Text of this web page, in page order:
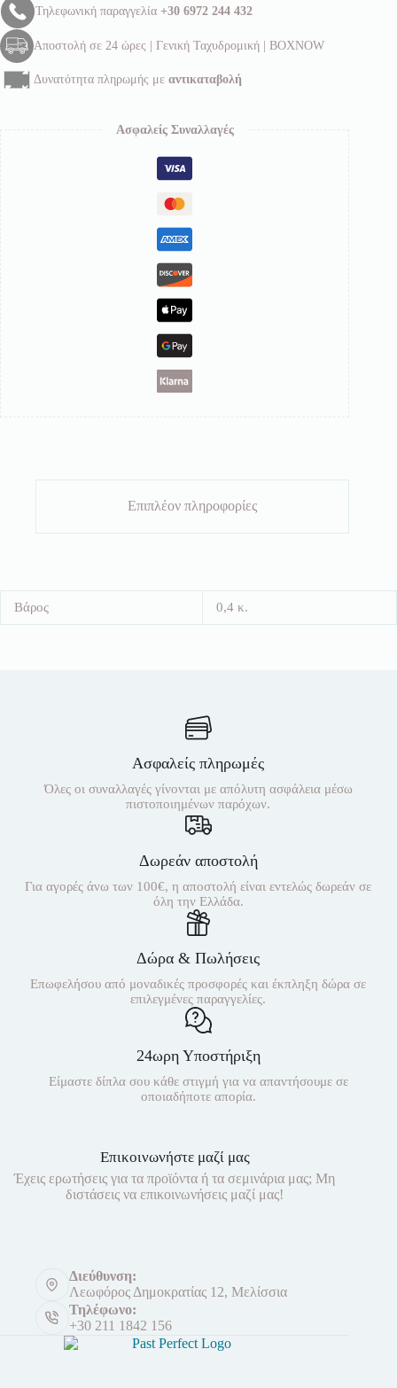
Τηλεφωνική παραγγελία +30 6972 244 432
Αποστολή σε 24 ώρες | Γενική Ταχυδρομική | BOXNOW
Δυνατότητα πληρωμής με αντικαταβολή
Ασφαλείς Συναλλαγές
Επιπλέον πληροφορίες
Βάρος 0,4 κ.
Ασφαλείς πληρωμές
Όλες οι συναλλαγές γίνονται με απόλυτη ασφάλεια μέσω
πιστοποιημένων παρόχων.
Δωρεάν αποστολή
Για αγορές άνω των 100€, η αποστολή είναι εντελώς δωρεάν σε
όλη την Ελλάδα.
Δώρα & Πωλήσεις
Επωφελήσου από μοναδικές προσφορές και έκπληξη δώρα σε
επιλεγμένες παραγγελίες.
24ωρη Υποστήριξη
Είμαστε δίπλα σου κάθε στιγμή για να απαντήσουμε σε
οποιαδήποτε απορία.
Επικοινωνήστε μαζί μας
Έχεις ερωτήσεις για τα προϊόντα ή τα σεμινάρια μας; Μη
διστάσεις να επικοινωνήσεις μαζί μας!
Διεύθυνση:
Λεωφόρος Δημοκρατίας 12, Μελίσσια
Τηλέφωνο:
+30 211 1842 156